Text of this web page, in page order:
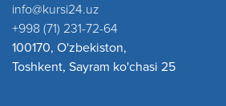
info@kursi24.uz
+998 (71) 231-72-64
100170, O'zbekiston,
Toshkent, Sayram ko'chasi 25